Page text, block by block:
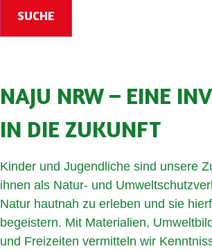
SUCHE
NAJU NRW – EINE
IN DIE ZUKUNFT
Kinder und Jugendliche sind unsere
ihnen als Natur- und
Natur hautnah zu erleben und sie
begeistern. Mit Materialien,
und Freizeiten vermitteln wir